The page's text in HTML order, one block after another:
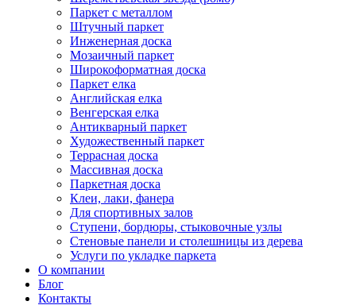
Паркет с металлом
Штучный паркет
Инженерная доска
Мозаичный паркет
Широкоформатная доска
Паркет елка
Английская елка
Венгерская елка
Антикварный паркет
Художественный паркет
Террасная доска
Массивная доска
Паркетная доска
Клеи, лаки, фанера
Для спортивных залов
Ступени, бордюры, стыковочные узлы
Стеновые панели и столешницы из дерева
Услуги по укладке паркета
О компании
Блог
Контакты